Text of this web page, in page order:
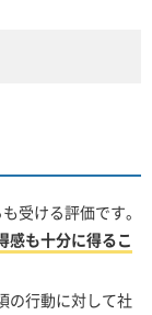
受ける評価です。
感も十分に得るこ
の行動に対して社